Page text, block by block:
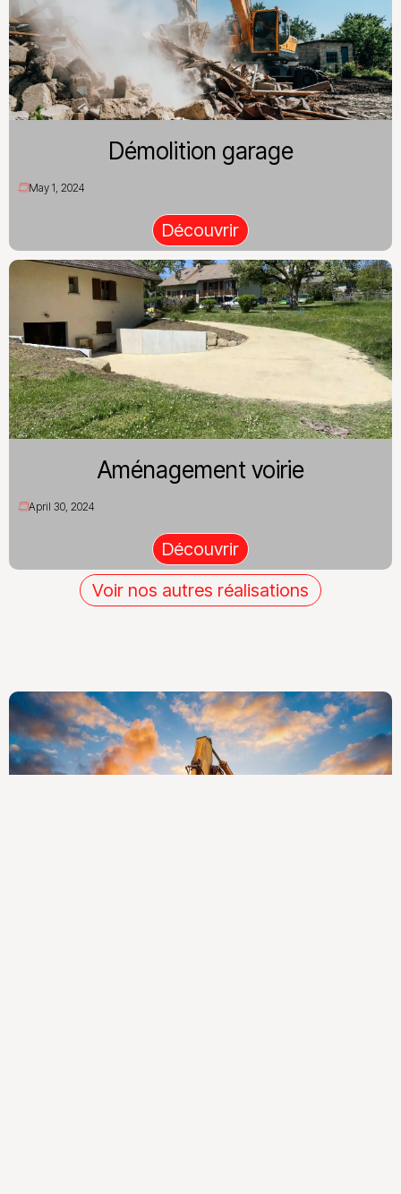
Démolition garage
May 1, 2024
Découvrir
Aménagement voirie
April 30, 2024
Découvrir
Voir nos autres réalisations